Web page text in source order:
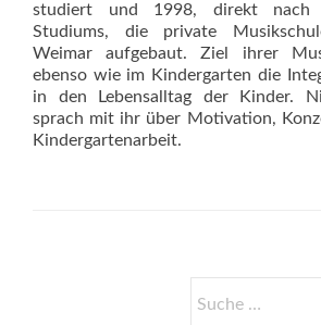
studiert und 1998, direkt nach
Studiums, die private
Weimar aufgebaut. Ziel ihrer
ebenso wie im Kindergarten die
in den Lebensalltag der Kinder.
sprach mit ihr über Motivation,
Kindergartenarbeit.
nach: